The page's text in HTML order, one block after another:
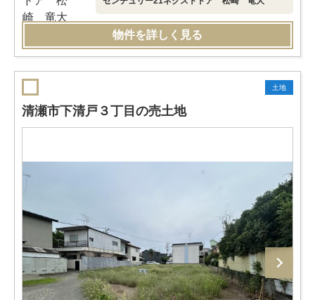
物件を詳しく見る
土地
清瀬市下清戸３丁目の売土地